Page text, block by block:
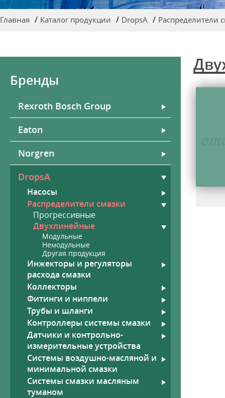
Рукава
Шланги высокого давления,
фитинги
Высокотемпературные рукава
со стекловолоконным
покрытием
Главная Каталог продукции DropsA Распределители
Бренды
Rexroth Bosch Group
Eaton
Norgren
DropsA
Насосы
Распределители смазки
Прогрессивные
Двухлинейные
Модульные
Немодульные
Другая продукция
Инжекторы и регуляторы
расхода смазки
Коллекторы
Фитинги и ниппели
Трубы и шланги
Контроллеры системы смазки
Датчики и контрольно-
измерительные устройства
Системы воздушно-масляной и
минимальной смазки
Системы смазки масляным
туманом